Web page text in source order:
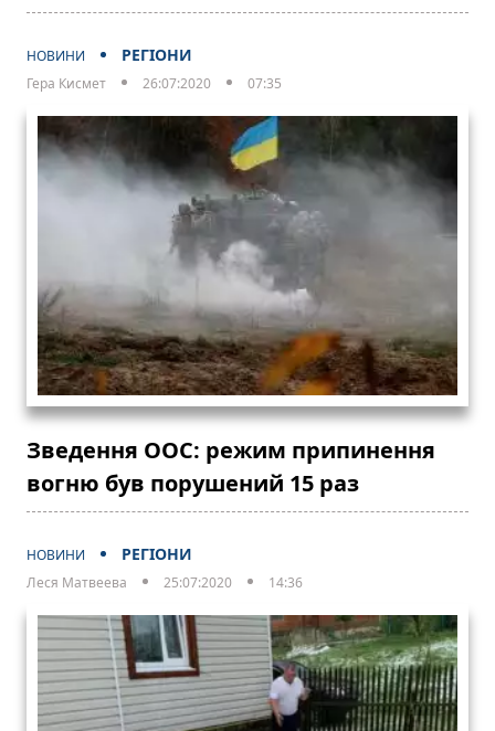
НОВИНИ РЕГІОНИ
Гера Кисмет 26:07:2020 07:35
Зведення ООС: режим припинення
вогню був порушений 15 раз
НОВИНИ РЕГІОНИ
Леся Матвеева 25:07:2020 14:36